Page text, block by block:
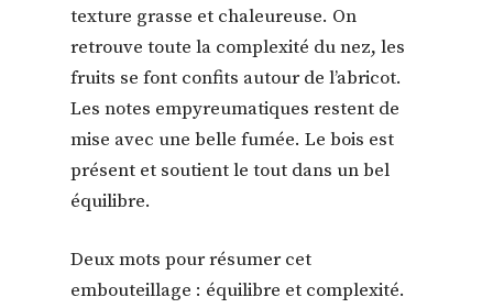
texture grasse et chaleureuse. On
retrouve toute la complexité du nez, les
fruits se font confits autour de l’abricot.
Les notes empyreumatiques restent de
mise avec une belle fumée. Le bois est
présent et soutient le tout dans un bel
équilibre.
Deux mots pour résumer cet
embouteillage : équilibre et complexité.